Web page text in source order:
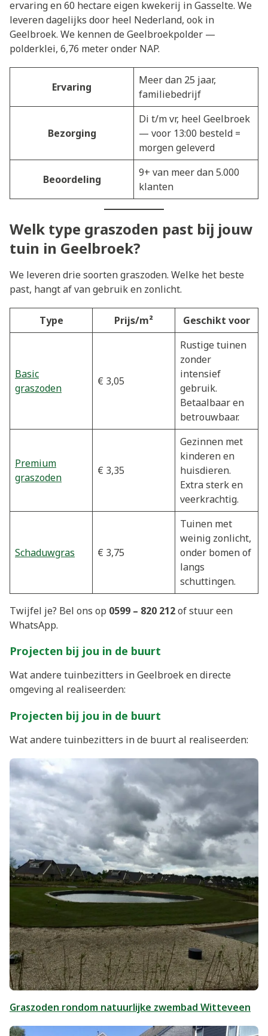
ervaring en 60 hectare eigen kwekerij in Gasselte. We
leveren dagelijks door heel Nederland, ook in
Geelbroek. We kennen de Geelbroekpolder —
polderklei, 6,76 meter onder NAP.
Ervaring
Meer dan 25 jaar,
familiebedrijf
Bezorging
Di t/m vr, heel Geelbroek
— voor 13:00 besteld =
morgen geleverd
Beoordeling
9+ van meer dan 5.000
klanten
Welk type graszoden past bij jouw
tuin in Geelbroek?
We leveren drie soorten graszoden. Welke het beste
past, hangt af van gebruik en zonlicht.
Type Prijs/m² Geschikt voor
Basic
graszoden
€ 3,05
Rustige tuinen
zonder
intensief
gebruik.
Betaalbaar en
betrouwbaar.
Premium
graszoden
€ 3,35
Gezinnen met
kinderen en
huisdieren.
Extra sterk en
veerkrachtig.
Schaduwgras € 3,75
Tuinen met
weinig zonlicht,
onder bomen of
langs
schuttingen.
Twijfel je? Bel ons op 0599 – 820 212of stuur een
WhatsApp.
Projecten bij jou in de buurt
Wat andere tuinbezitters in Geelbroek en directe
omgeving al realiseerden:
Projecten bij jou in de buurt
Wat andere tuinbezitters in de buurt al realiseerden:
Graszoden rondom natuurlijke zwembad Witteveen